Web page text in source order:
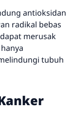
antioksidan
radikal bebas
merusak
tubuh